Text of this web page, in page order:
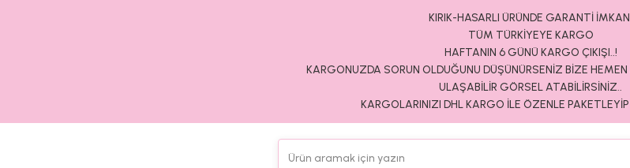
KIRIK-HASARLI ÜRÜNDE GARANTİ
TÜM TÜRKİYEYE KARGO
HAFTANIN 6 GÜNÜ KARGO ÇIKIŞI..!
KARGONUZDA SORUN OLDUĞUNU DÜŞÜNÜRSENİZ BİZE
ULAŞABİLİR GÖRSEL ATABİLİRSİNİZ..
KARGOLARINIZI DHL KARGO İLE ÖZENLE